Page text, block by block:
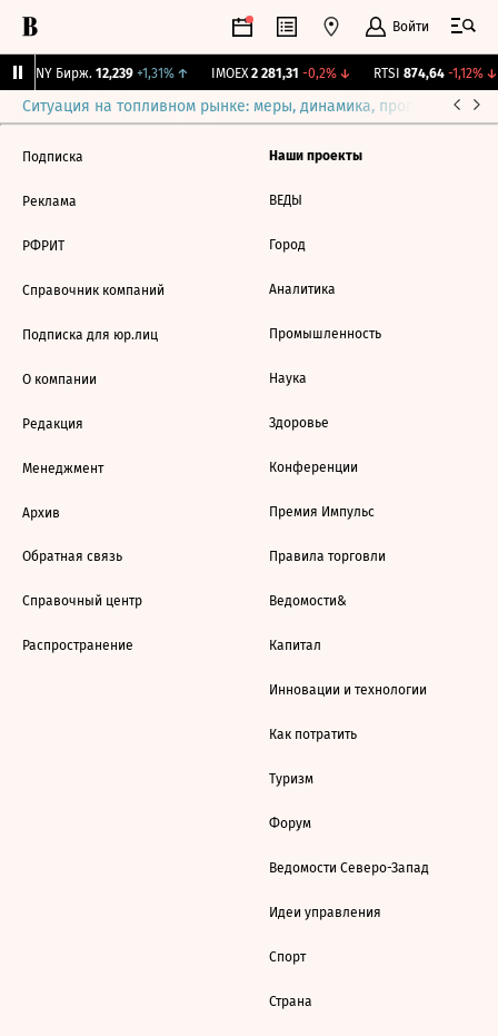
Войти
CNY Бирж. 12,239 +1,31%↑ IMOEX 2 281,31 -0,2%↓ RTSI 874,64 -1,12%↓
Ситуация на топливном рынке: меры, динамика, прогнозы
Подписка
Реклама
РФРИТ
Справочник компаний
Подписка для юр.лиц
О компании
Редакция
Менеджмент
Архив
Обратная связь
Справочный центр
Распространение
Наши проекты
ВЕДЫ
Город
Аналитика
Промышленность
Наука
Здоровье
Конференции
Премия Импульс
Правила торговли
Ведомости&
Капитал
Инновации и технологии
Как потратить
Туризм
Форум
Ведомости Северо-Запад
Идеи управления
Спорт
Страна